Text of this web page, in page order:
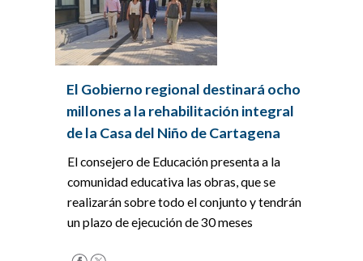
El Gobierno regional destinará ocho
millones a la rehabilitación integral
de la Casa del Niño de Cartagena
El consejero de Educación presenta a la
comunidad educativa las obras, que se
realizarán sobre todo el conjunto y tendrán
un plazo de ejecución de 30 meses